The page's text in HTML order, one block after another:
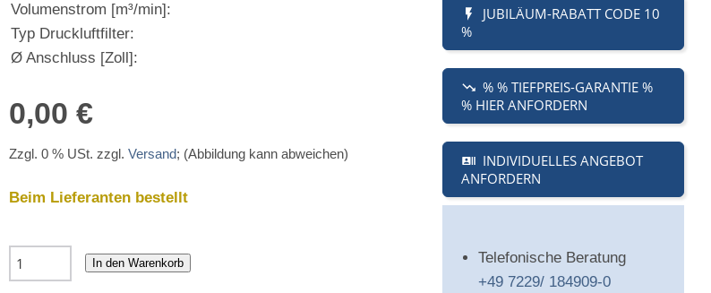
Volumenstrom [m³/min]:
Typ Druckluftfilter:
Ø Anschluss [Zoll]:
0,00 €
Zzgl. 0 % USt. zzgl. Versand; (Abbildung kann abweichen)
Beim Lieferanten bestellt
In den Warenkorb
JUBILÄUM-RABATT CODE 10
%
% % TIEFPREIS-GARANTIE %
% HIER ANFORDERN
INDIVIDUELLES ANGEBOT
ANFORDERN
Telefonische Beratung
+49 7229/ 184909-0